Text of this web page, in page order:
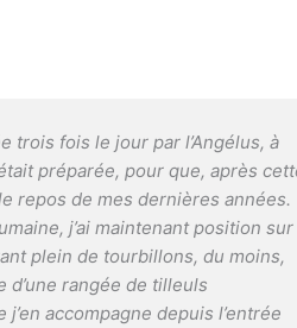
trois fois le jour par l’Angélus, à
préparée, pour que, après
repos de mes dernières années.
j’ai maintenant position sur
plein de tourbillons, du moins,
d’une rangée de tilleuls
accompagne depuis l’entrée